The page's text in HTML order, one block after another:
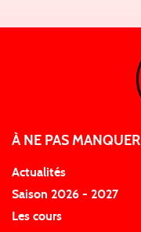
À NE PAS MANQUER
Actualités
Saison 2026 - 2027
Les cours